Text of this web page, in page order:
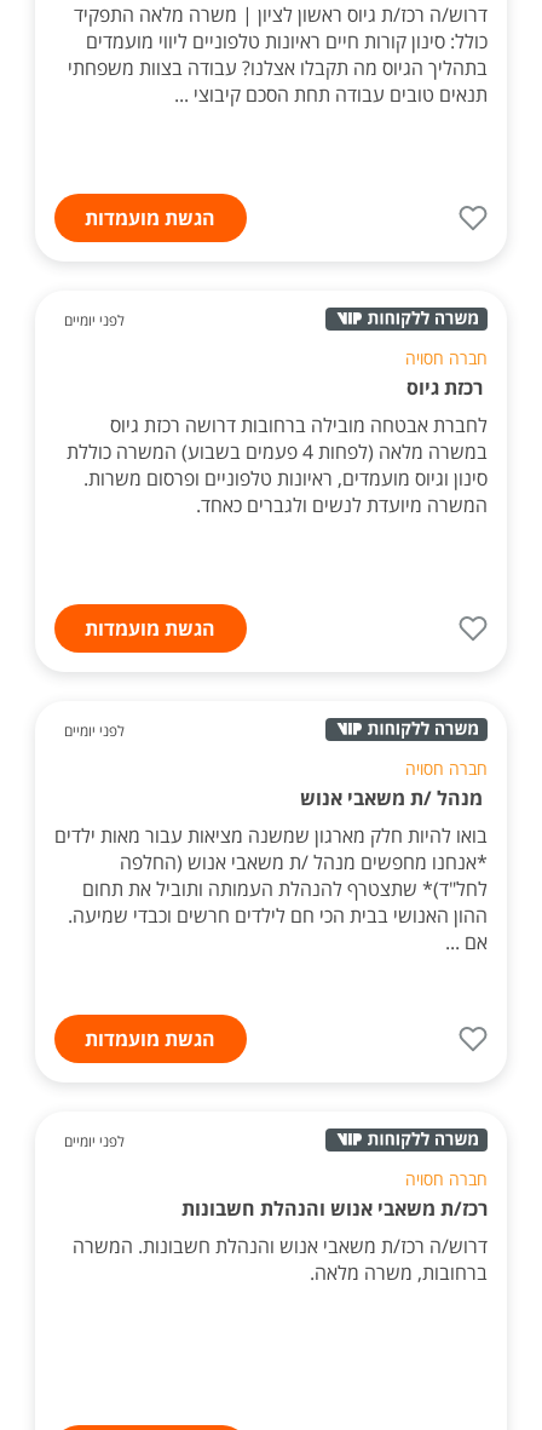
דרוש/ה רכז/ת גיוס ראשון לציון | משרה מלאה התפקיד
כולל: סינון קורות חיים ראיונות טלפוניים ליווי מועמדים
בתהליך הגיוס מה תקבלו אצלנו? עבודה בצוות משפחתי
תנאים טובים עבודה תחת הסכם קיבוצי ...
הגשת מועמדות
לפני יומיים
חברה חסויה
רכזת גיוס
לחברת אבטחה מובילה ברחובות דרושה רכזת גיוס
במשרה מלאה (לפחות 4 פעמים בשבוע) המשרה כוללת
סינון וגיוס מועמדים, ראיונות טלפוניים ופרסום משרות.
המשרה מיועדת לנשים ולגברים כאחד.
הגשת מועמדות
לפני יומיים
חברה חסויה
מנהל /ת משאבי אנוש
בואו להיות חלק מארגון שמשנה מציאות עבור מאות ילדים
*אנחנו מחפשים מנהל /ת משאבי אנוש (החלפה
לחל"ד)* שתצטרף להנהלת העמותה ותוביל את תחום
ההון האנושי בבית הכי חם לילדים חרשים וכבדי שמיעה.
אם ...
הגשת מועמדות
לפני יומיים
חברה חסויה
רכז/ת משאבי אנוש והנהלת חשבונות
דרוש/ה רכז/ת משאבי אנוש והנהלת חשבונות. המשרה
ברחובות, משרה מלאה.